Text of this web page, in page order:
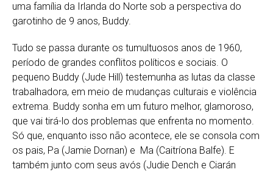
uma família da Irlanda do Norte sob a perspectiva do
garotinho de 9 anos, Buddy.
Tudo se passa durante os tumultuosos anos de 1960,
período de grandes conflitos políticos e sociais. O
pequeno Buddy (Jude Hill) testemunha as lutas da classe
trabalhadora, em meio de mudanças culturais e violência
extrema. Buddy sonha em um futuro melhor, glamoroso,
que vai tirá-lo dos problemas que enfrenta no momento.
Só que, enquanto isso não acontece, ele se consola com
os pais, Pa (Jamie Dornan) e Ma (Caitríona Balfe). E
também junto com seus avós (Judie Dench e Ciarán